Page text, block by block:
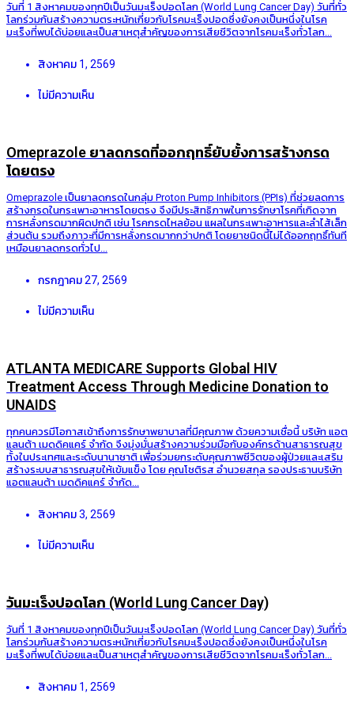
วันที่ 1 สิงหาคมของทุกปีเป็นวันมะเร็งปอดโลก (World Lung Cancer Day) วันที่ทั่ว
โลกร่วมกันสร้างความตระหนักเกี่ยวกับโรคมะเร็งปอดซึ่งยังคงเป็นหนึ่งในโรค
มะเร็งที่พบได้บ่อยและเป็นสาเหตุสำคัญของการเสียชีวิตจากโรคมะเร็งทั่วโลก...
สิงหาคม 1, 2569
ไม่มีความเห็น
Omeprazole ยาลดกรดที่ออกฤทธิ์ยับยั้งการสร้างกรด
โดยตรง
Omeprazole เป็นยาลดกรดในกลุ่ม Proton Pump Inhibitors (PPIs) ที่ช่วยลดการ
สร้างกรดในกระเพาะอาหารโดยตรง จึงมีประสิทธิภาพในการรักษาโรคที่เกิดจาก
การหลั่งกรดมากผิดปกติ เช่น โรคกรดไหลย้อน แผลในกระเพาะอาหารและลำไส้เล็ก
ส่วนต้น รวมถึงภาวะที่มีการหลั่งกรดมากกว่าปกติ โดยยาชนิดนี้ไม่ได้ออกฤทธิ์ทันที
เหมือนยาลดกรดทั่วไป...
กรกฎาคม 27, 2569
ไม่มีความเห็น
ATLANTA MEDICARE Supports Global HIV
Treatment Access Through Medicine Donation to
UNAIDS
ทุกคนควรมีโอกาสเข้าถึงการรักษาพยาบาลที่มีคุณภาพ ด้วยความเชื่อนี้ บริษัท แอต
แลนต้า เมดดิคแคร์ จำกัด จึงมุ่งมั่นสร้างความร่วมมือกับองค์กรด้านสาธารณสุข
ทั้งในประเทศและระดับนานาชาติ เพื่อร่วมยกระดับคุณภาพชีวิตของผู้ป่วยและเสริม
สร้างระบบสาธารณสุขให้เข้มแข็ง โดย คุณโชติรส อำนวยสกุล รองประธานบริษัท
แอตแลนต้า เมดดิคแคร์ จำกัด...
สิงหาคม 3, 2569
ไม่มีความเห็น
วันมะเร็งปอดโลก (World Lung Cancer Day)
วันที่ 1 สิงหาคมของทุกปีเป็นวันมะเร็งปอดโลก (World Lung Cancer Day) วันที่ทั่ว
โลกร่วมกันสร้างความตระหนักเกี่ยวกับโรคมะเร็งปอดซึ่งยังคงเป็นหนึ่งในโรค
มะเร็งที่พบได้บ่อยและเป็นสาเหตุสำคัญของการเสียชีวิตจากโรคมะเร็งทั่วโลก...
สิงหาคม 1, 2569